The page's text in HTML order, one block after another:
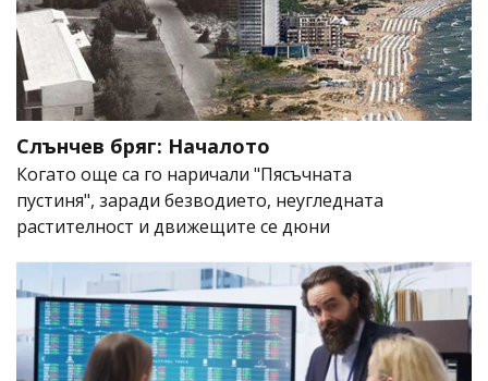
Слънчев бряг: Началото
Когато още са го наричали "Пясъчната
пустиня", заради безводието, неугледната
растителност и движещите се дюни